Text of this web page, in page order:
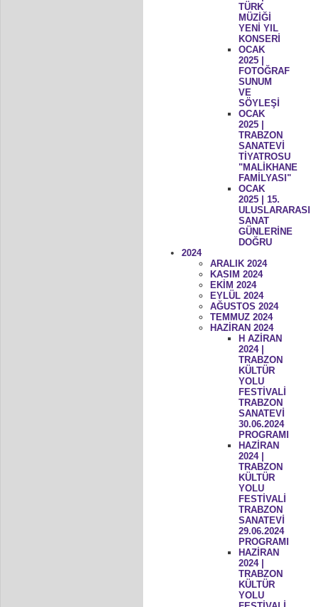
TÜRK
MÜZİĞİ
YENİ YIL
KONSERİ
OCAK
2025 |
FOTOĞRAF
SUNUM
VE
SÖYLEŞİ
OCAK
2025 |
TRABZON
SANATEVİ
TİYATROSU
"MALİKHANE
FAMİLYASI"
OCAK
2025 | 15.
ULUSLARARASI
SANAT
GÜNLERİNE
DOĞRU
2024
ARALIK 2024
KASIM 2024
EKİM 2024
EYLÜL 2024
AĞUSTOS 2024
TEMMUZ 2024
HAZİRAN 2024
H AZİRAN
2024 |
TRABZON
KÜLTÜR
YOLU
FESTİVALİ
TRABZON
SANATEVİ
30.06.2024
PROGRAMI
HAZİRAN
2024 |
TRABZON
KÜLTÜR
YOLU
FESTİVALİ
TRABZON
SANATEVİ
29.06.2024
PROGRAMI
HAZİRAN
2024 |
TRABZON
KÜLTÜR
YOLU